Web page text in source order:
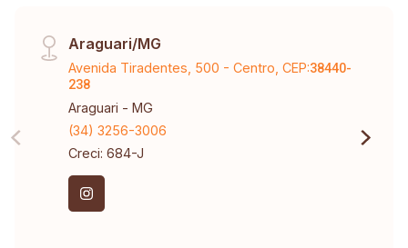
Araguari/MG
Avenida Tiradentes, 500 - Centro, CEP:38440-
238
Araguari - MG
(34) 3256-3006
Creci: 684-J